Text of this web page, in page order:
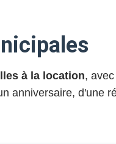
à la location,
anniversaire, d'une